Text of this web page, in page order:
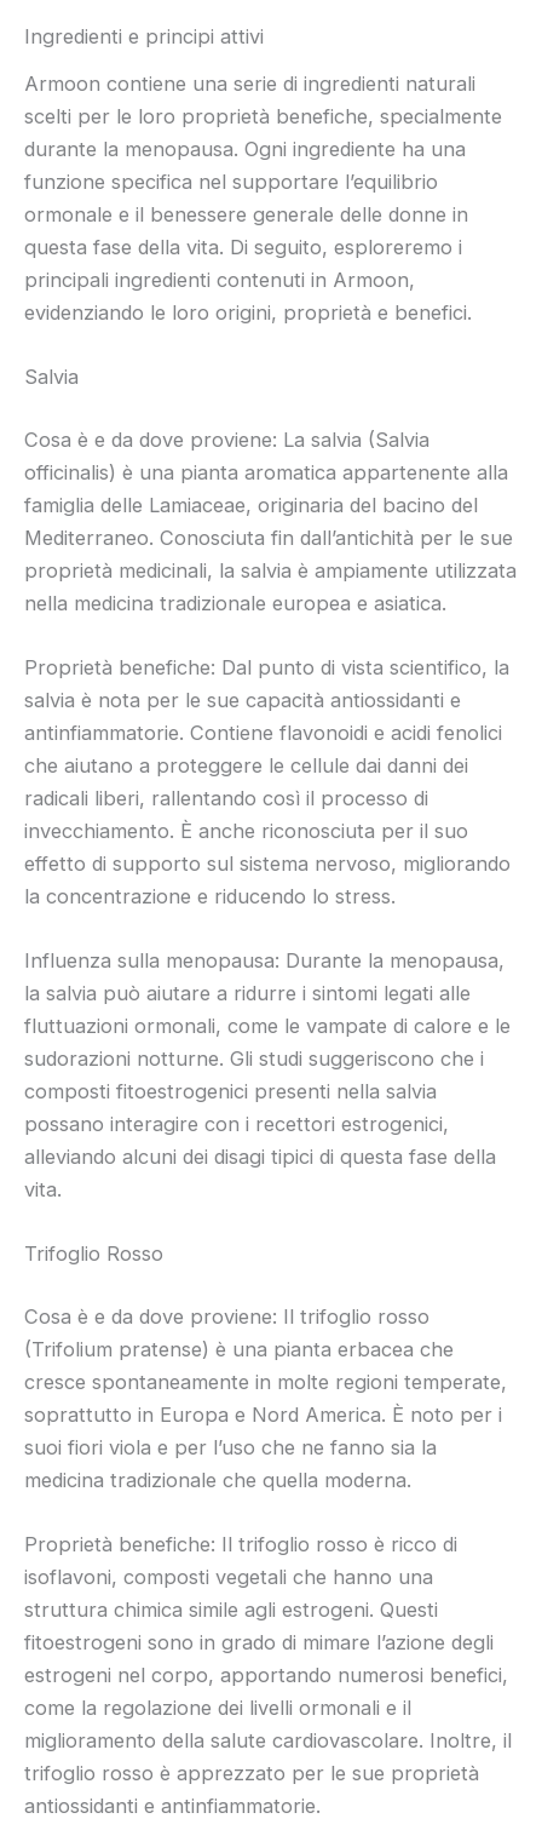
Ingredienti e principi attivi
Armoon contiene una serie di ingredienti naturali
scelti per le loro proprietà benefiche, specialmente
durante la menopausa. Ogni ingrediente ha una
funzione specifica nel supportare l’equilibrio
ormonale e il benessere generale delle donne in
questa fase della vita. Di seguito, esploreremo i
principali ingredienti contenuti in Armoon,
evidenziando le loro origini, proprietà e benefici.
Salvia
Cosa è e da dove proviene: La salvia (Salvia
officinalis) è una pianta aromatica appartenente alla
famiglia delle Lamiaceae, originaria del bacino del
Mediterraneo. Conosciuta fin dall’antichità per le sue
proprietà medicinali, la salvia è ampiamente utilizzata
nella medicina tradizionale europea e asiatica.
Proprietà benefiche: Dal punto di vista scientifico, la
salvia è nota per le sue capacità antiossidanti e
antinfiammatorie. Contiene flavonoidi e acidi fenolici
che aiutano a proteggere le cellule dai danni dei
radicali liberi, rallentando così il processo di
invecchiamento. È anche riconosciuta per il suo
effetto di supporto sul sistema nervoso, migliorando
la concentrazione e riducendo lo stress.
Influenza sulla menopausa: Durante la menopausa,
la salvia può aiutare a ridurre i sintomi legati alle
fluttuazioni ormonali, come le vampate di calore e le
sudorazioni notturne. Gli studi suggeriscono che i
composti fitoestrogenici presenti nella salvia
possano interagire con i recettori estrogenici,
alleviando alcuni dei disagi tipici di questa fase della
vita.
Trifoglio Rosso
Cosa è e da dove proviene: Il trifoglio rosso
(Trifolium pratense) è una pianta erbacea che
cresce spontaneamente in molte regioni temperate,
soprattutto in Europa e Nord America. È noto per i
suoi fiori viola e per l’uso che ne fanno sia la
medicina tradizionale che quella moderna.
Proprietà benefiche: Il trifoglio rosso è ricco di
isoflavoni, composti vegetali che hanno una
struttura chimica simile agli estrogeni. Questi
fitoestrogeni sono in grado di mimare l’azione degli
estrogeni nel corpo, apportando numerosi benefici,
come la regolazione dei livelli ormonali e il
miglioramento della salute cardiovascolare. Inoltre, il
trifoglio rosso è apprezzato per le sue proprietà
antiossidanti e antinfiammatorie.